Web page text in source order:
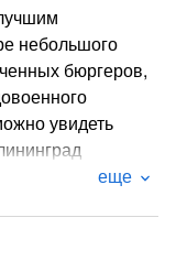
небольшого
бюргеров,
увидеть
старинные виллы
еще